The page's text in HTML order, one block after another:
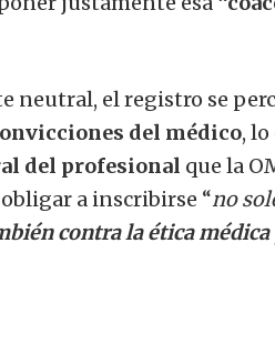
neutral, el registro se
del médico,
del profesional que la
a inscribirse “no
contra la ética